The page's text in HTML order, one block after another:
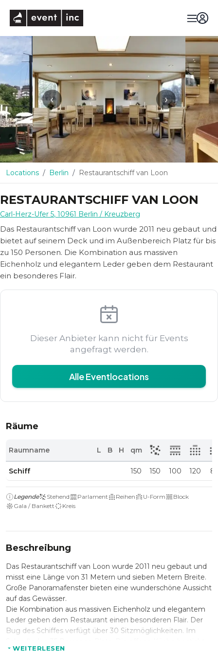
‹ ›
Locations Berlin Restaurantschiff van Loon
RESTAURANTSCHIFF VAN LOON
Carl-Herz-Ufer 5, 10961 Berlin / Kreuzberg
Das Restaurantschiff van Loon wurde 2011 neu gebaut und
bietet auf seinem Deck und im Außenbereich Platz für bis
zu 150 Personen. Die Kombination aus massiven
Eichenholz und elegantem Leder geben dem Restaurant
ein besonderes Flair.
Dieser Anbieter kann nicht für Events
angefragt werden.
Alle Eventlocations
Räume
Raumname L B H qm
Schiff 150 150 100 120
Legende Stehend Parlament Reihen U-Form
Block
Gala / Bankett
Kreis
Beschreibung
Das Restaurantschiff van Loon wurde 2011 neu gebaut und
misst eine Länge von 31 Metern und sieben Metern Breite.
Große Panoramafenster bieten eine wunderschöne Aussicht
auf das Gewässer.
Die Kombination aus massiven Eichenholz und elegantem
Leder geben dem Restaurant einen besonderen Flair. Der
Bug des Schiffes verfügt über 30 Sitzmöglichkeiten. Im
durch ihre hausgemachten Gerichte.
WEITERLESEN